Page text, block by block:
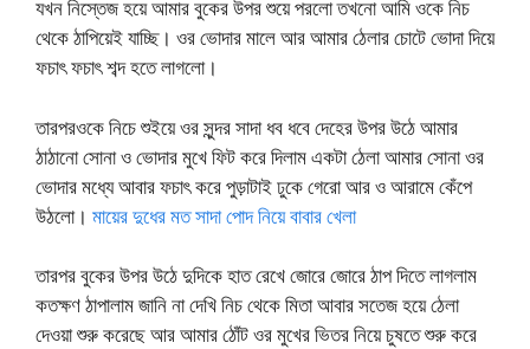
যখন নিস্তেজ হয়ে আমার বুকের উপর শুয়ে পরলো তখনো আমি ওকে নিচ
থেকে ঠাপিয়েই যাচ্ছি। ওর ভোদার মালে আর আমার ঠেলার চোটে ভোদা দিয়ে
ফচাৎ ফচাৎ শব্দ হতে লাগলো।
তারপরওকে নিচে শুইয়ে ওর সুন্দর সাদা ধব ধবে দেহের উপর উঠে আমার
ঠাঠানো সোনা ও ভোদার মুখে ফিট করে দিলাম একটা ঠেলা আমার সোনা ওর
ভোদার মধ্যে আবার ফচাৎ করে পুড়াটাই ঢুকে গেরো আর ও আরামে কেঁপে
উঠলো। মায়ের দুধের মত সাদা পোদ নিয়ে বাবার খেলা
তারপর বুকের উপর উঠে দুদিকে হাত রেখে জোরে জোরে ঠাপ দিতে লাগলাম
কতক্ষণ ঠাপালাম জানি না দেখি নিচ থেকে মিতা আবার সতেজ হয়ে ঠেলা
দেওয়া শুরু করেছে আর আমার ঠোঁট ওর মুখের ভিতর নিয়ে চুষতে শুরু করে